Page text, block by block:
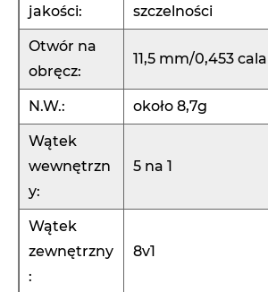
jakości:
szczelności
Otwór na
obręcz:
11,5 mm/0,453 cala
N.W.: około 8,7g
Wątek
wewnętrzn
y:
5 na 1
Wątek
zewnętrzny
:
8v1